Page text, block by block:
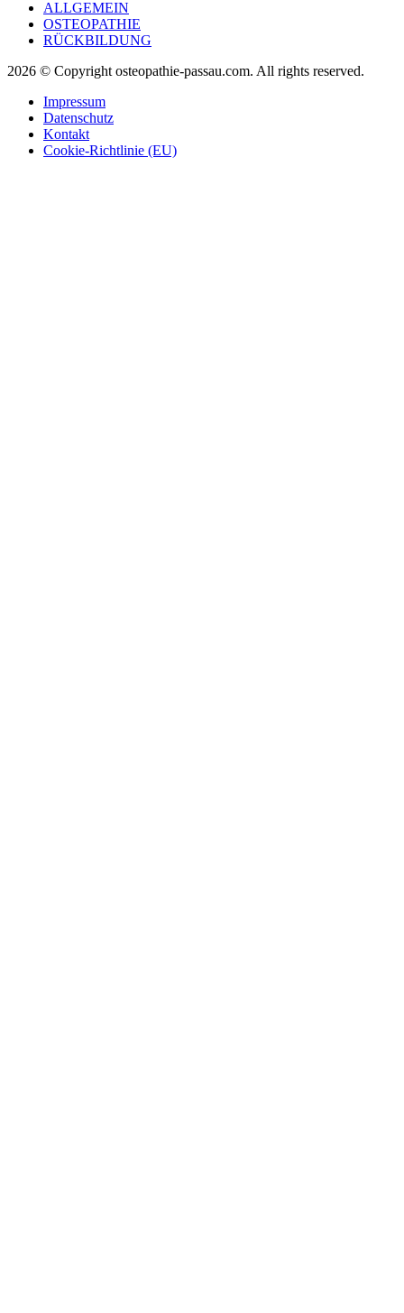
ALLGEMEIN
OSTEOPATHIE
RÜCKBILDUNG
2026 © Copyright osteopathie-passau.com. All rights reserved.
Impressum
Datenschutz
Kontakt
Cookie-Richtlinie (EU)